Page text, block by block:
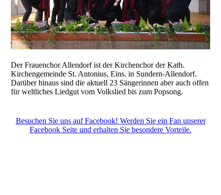
Der Frauenchor Allendorf ist der Kirchenchor der Kath.
Kirchengemeinde St. Antonius, Eins. in Sundern-Allendorf.
Darüber hinaus sind die aktuell 23 Sängerinnen aber auch offen
für weltliches Liedgut vom Volkslied bis zum Popsong.
Besuchen Sie uns auf Facebook! Werden Sie ein Fan unserer
Facebook Seite und erhalten Sie besondere Vorteile.